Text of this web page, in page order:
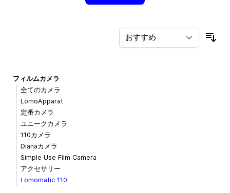
フィルムカメラ
全てのカメラ
LomoApparat
定番カメラ
ユニークカメラ
110カメラ
Dianaカメラ
Simple Use Film Camera
アクセサリー
Lomomatic 110